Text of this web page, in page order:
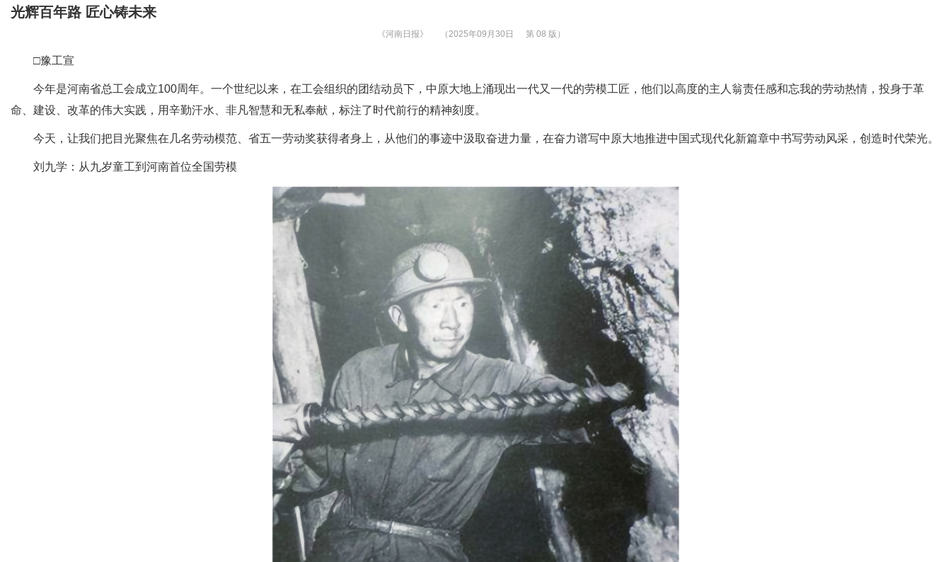
光辉百年路 匠心铸未来
《河南日报》 （2025年09月30日 第 08 版）
□豫工宣
今年是河南省总工会成立100周年。一个世纪以来，在工会组织的团结动员下，中原大地上涌现出一代又一代的劳模工匠，他们以高度的主人翁责任感和忘我的劳动热情，投身于革
命、建设、改革的伟大实践，用辛勤汗水、非凡智慧和无私奉献，标注了时代前行的精神刻度。
今天，让我们把目光聚焦在几名劳动模范、省五一劳动奖获得者身上，从他们的事迹中汲取奋进力量，在奋力谱写中原大地推进中国式现代化新篇章中书写劳动风采，创造时代荣光。
刘九学：从九岁童工到河南首位全国劳模